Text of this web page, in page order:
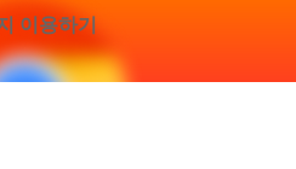
이용하기